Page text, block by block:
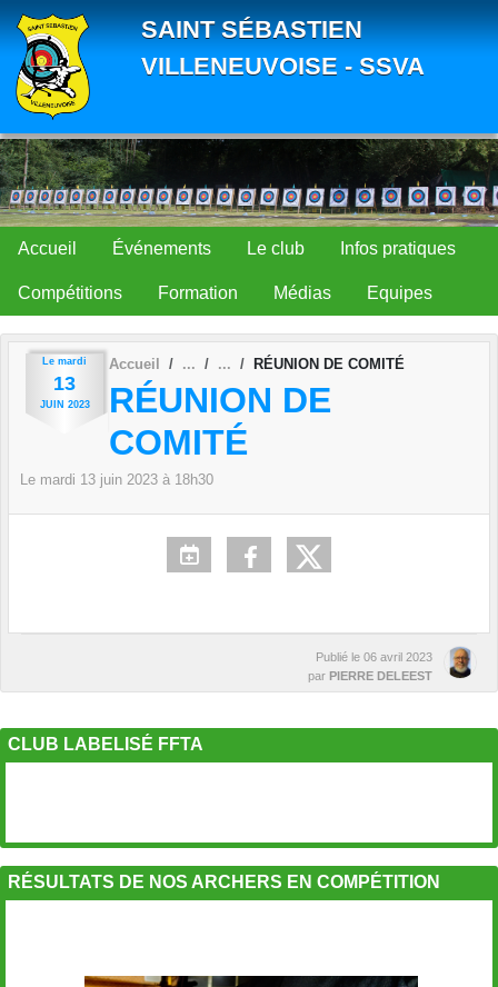
SAINT SÉBASTIEN
VILLENEUVOISE - SSVA
Accueil Événements Le club Infos pratiques
Compétitions Formation Médias Equipes
Le mardi
13
JUIN 2023
Accueil RÉUNION DE COMITÉ
RÉUNION DE
COMITÉ
Le mardi 13 juin 2023 à 18h30
Publié le 06 avril 2023
par PIERRE DELEEST
CLUB LABELISÉ FFTA
RÉSULTATS DE NOS ARCHERS EN COMPÉTITION
Panneau de gestion des cookies